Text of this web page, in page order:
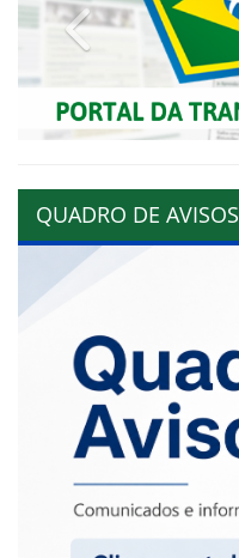
Previous
QUADRO DE AVISOS